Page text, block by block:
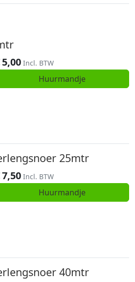
5,00 Incl. BTW
Huurmandje
25mtr
7,50 Incl. BTW
Huurmandje
40mtr